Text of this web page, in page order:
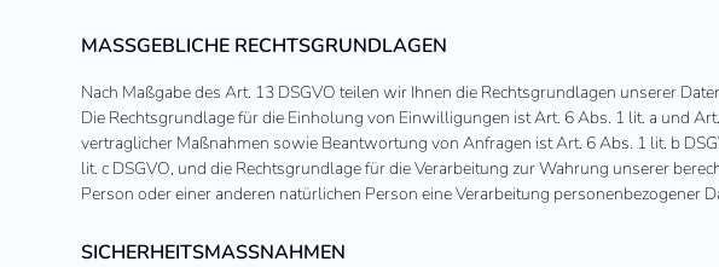
MASSGEBLICHE RECHTSGRUNDLAGEN
Nach Maßgabe des Art. 13 DSGVO teilen wir Ihnen die Rechtsgrundlagen unserer
Die Rechtsgrundlage für die Einholung von Einwilligungen ist Art. 6 Abs. 1 lit. a und
vertraglicher Maßnahmen sowie Beantwortung von Anfragen ist Art. 6 Abs. 1 lit. b
lit. c DSGVO, und die Rechtsgrundlage für die Verarbeitung zur Wahrung unserer
Person oder einer anderen natürlichen Person eine Verarbeitung personenbezogener
SICHERHEITSMASSNAHMEN